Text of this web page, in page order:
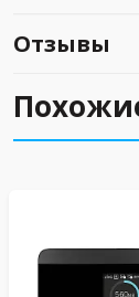
Отзывы